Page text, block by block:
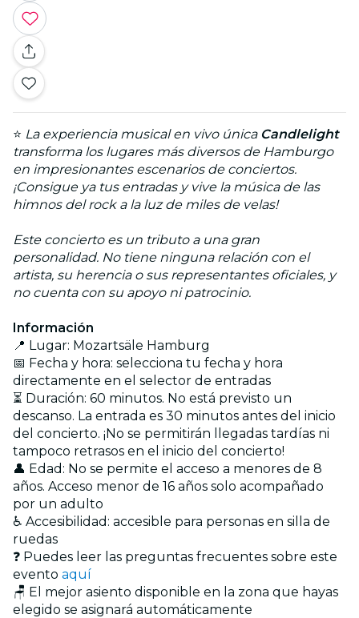
⭐ La experiencia musical en vivo única Candlelight
transforma los lugares más diversos de Hamburgo
en impresionantes escenarios de conciertos.
¡Consigue ya tus entradas y vive la música de las
himnos del rock a la luz de miles de velas!
Este concierto es un tributo a una gran
personalidad. No tiene ninguna relación con el
artista, su herencia o sus representantes oficiales, y
no cuenta con su apoyo ni patrocinio.
Información
📍 Lugar: Mozartsäle Hamburg
📅 Fecha y hora: selecciona tu fecha y hora
directamente en el selector de entradas
⏳ Duración: 60 minutos. No está previsto un
descanso. La entrada es 30 minutos antes del inicio
del concierto. ¡No se permitirán llegadas tardías ni
tampoco retrasos en el inicio del concierto!
👤 Edad: No se permite el acceso a menores de 8
años. Acceso menor de 16 años solo acompañado
por un adulto
♿ Accesibilidad: accesible para personas en silla de
ruedas
❓ Puedes leer las preguntas frecuentes sobre este
evento aquí
🪑 El mejor asiento disponible en la zona que hayas
elegido se asignará automáticamente